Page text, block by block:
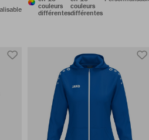
couleurs
différentes
couleurs
différentes